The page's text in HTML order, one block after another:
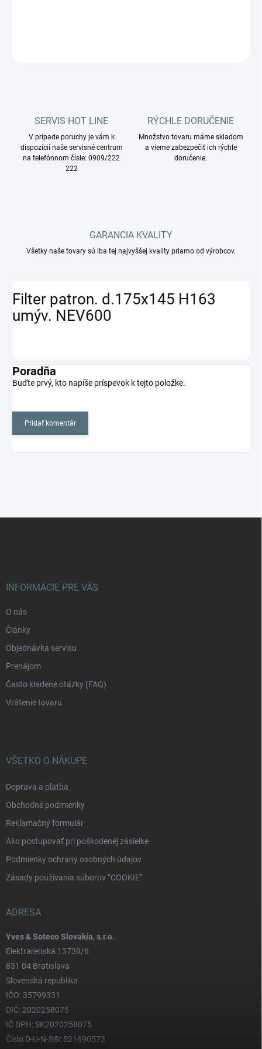
SERVIS HOT LINE
V prípade poruchy je vám k
dispozícií naše servisné centrum
na telefónnom čísle: 0909/222
222
RÝCHLE DORUČENIE
Množstvo tovaru máme skladom
a vieme zabezpečiť ich rýchle
doručenie.
GARANCIA KVALITY
Všetky naše tovary sú iba tej najvyššej kvality priamo od výrobcov.
Filter patron. d.175x145 H163
umýv. NEV600
Poradňa
Buďte prvý, kto napíše príspevok k tejto položke.
Pridať komentár
INFORMÁCIE PRE VÁS
O nás
Články
Objednávka servisu
Prenájom
Často kladené otázky (FAQ)
Vrátenie tovaru
VŠETKO O NÁKUPE
Doprava a platba
Obchodné podmienky
Reklamačný formulár
Ako postupovať pri poškodenej zásielke
Podmienky ochrany osobných údajov
Zásady používania súborov “COOKIE”
ADRESA
Yves & Soteco Slovakia, s.r.o.
Elektrárenská 13739/6
831 04 Bratislava
Slovenská republika
IČO: 35799331
DIČ: 2020258075
IČ DPH: SK2020258075
Číslo D-U-N-S®: 521690573